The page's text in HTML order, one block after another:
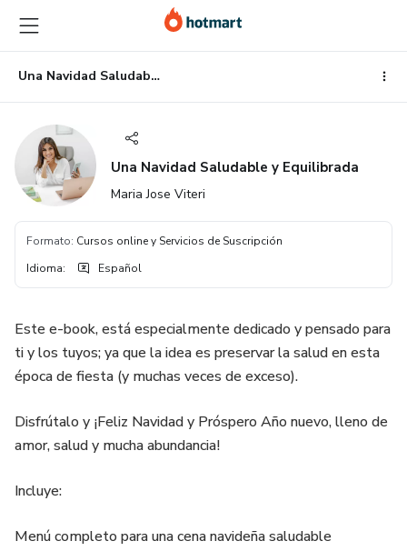
contenido
principal
la
página
de
pie
página
Una Navidad Saludable y Equilibrada
Una Navidad Saludable y Equilibrada
Maria Jose Viteri
Formato: Cursos online y Servicios de Suscripción
Idioma: Español
Este e-book, está especialmente dedicado y pensado para
ti y los tuyos; ya que la idea es preservar la salud en esta
época de fiesta (y muchas veces de exceso).
Disfrútalo y ¡Feliz Navidad y Próspero Año nuevo, lleno de
amor, salud y mucha abundancia!
Incluye:
Menú completo para una cena navideña saludable